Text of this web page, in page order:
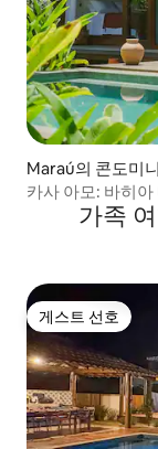
Maraú의 콘도미
카사 아모: 바히
가족
게스트 선호
게스트 선호